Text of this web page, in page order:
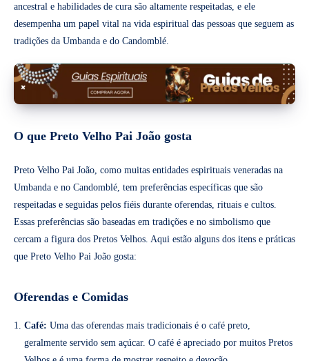
ancestral e habilidades de cura são altamente respeitadas, e ele
desempenha um papel vital na vida espiritual das pessoas que seguem as
tradições da Umbanda e do Candomblé.
O que Preto Velho Pai João gosta
Preto Velho Pai João, como muitas entidades espirituais veneradas na
Umbanda e no Candomblé, tem preferências específicas que são
respeitadas e seguidas pelos fiéis durante oferendas, rituais e cultos.
Essas preferências são baseadas em tradições e no simbolismo que
cercam a figura dos Pretos Velhos. Aqui estão alguns dos itens e práticas
que Preto Velho Pai João gosta:
Oferendas e Comidas
Café: Uma das oferendas mais tradicionais é o café preto,
geralmente servido sem açúcar. O café é apreciado por muitos Pretos